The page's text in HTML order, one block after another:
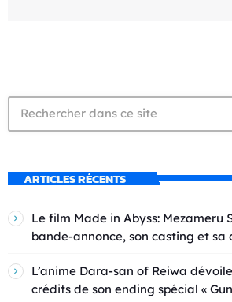
ARTICLES RÉCENTS
Le film Made in Abyss: Mezameru
bande-annonce, son casting et sa
L’anime Dara-san of Reiwa
crédits de son ending spécial «